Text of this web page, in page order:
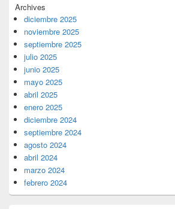
Archives
diciembre 2025
noviembre 2025
septiembre 2025
julio 2025
junio 2025
mayo 2025
abril 2025
enero 2025
diciembre 2024
septiembre 2024
agosto 2024
abril 2024
marzo 2024
febrero 2024